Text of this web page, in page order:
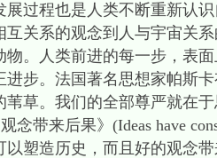
展过程也是人类不断重新认
关系的观念到人与宇宙关
人类前进的每一步，表面
进步。法国著名思想家帕斯
草。我们的全部尊严就在
念带来后果》(Ideas have
以塑造历史，而且好的观念